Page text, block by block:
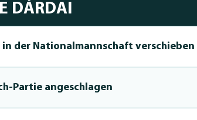
DÁRDAI
in der Natio­nal­mannschaft verschieben
Par­tie angeschlagen